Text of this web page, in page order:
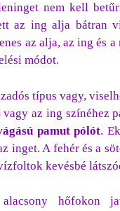
nem kell
az ing alja bátran
az alja, az ing és
módot.
típus vagy,
az ing színéhez
pamut pólót.
inget. A fehér és a
kevésbé
hőfokon